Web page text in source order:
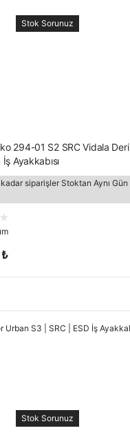
Stok Sorunuz
294-01 S2 SRC Vidala Deri
Ayakkabısı
siparişler Stoktan Aynı Gün
Stok Sorunuz